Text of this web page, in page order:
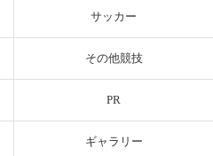
サッカー
その他競技
PR
ギャラリー